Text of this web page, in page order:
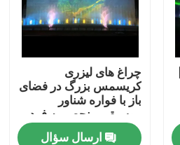
چراغ های لیزری
کریسمس بزرگ در فضای
باز با فواره شناور
موسیقی منحصر به فرد
در دریاچه
ارسال سؤال